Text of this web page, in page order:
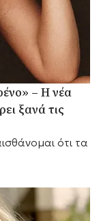
– Η νέα
ξανά τις
ότι τα